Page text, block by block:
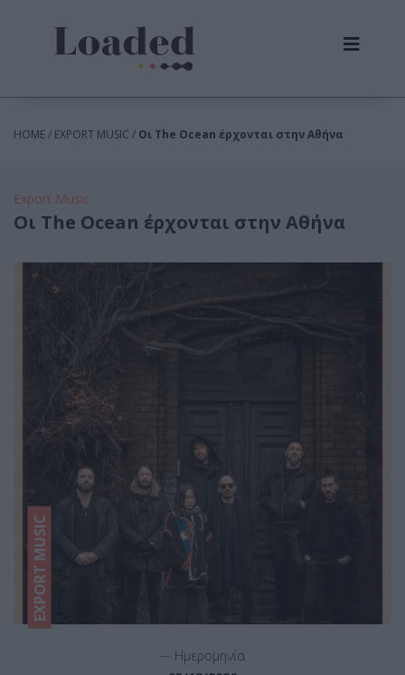
HOME / EXPORT MUSIC / Οι The Ocean έρχονται στην Αθήνα
Export Music
Οι The Ocean έρχονται στην Αθήνα
EXPORT MUSIC
Ημερομηνία